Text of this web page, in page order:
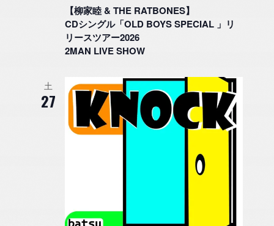
示
【柳家睦 & THE RATBONES】
CDシングル「OLD BOYS SPECIAL 」リ
リースツアー2026
2MAN LIVE SHOW
土
27